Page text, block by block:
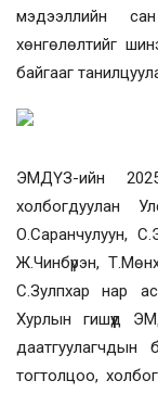
мэдээллийн
хөнгөлөлтийг
байгааг
ЭМДҮЗ-ийн
холбогдуулан
О.Саранчулуун,
Ж.Чинбүрэн,
С.Зулпхар нар
Хурлын гишүүд
даатгуулагчдын
тогтолцоо,